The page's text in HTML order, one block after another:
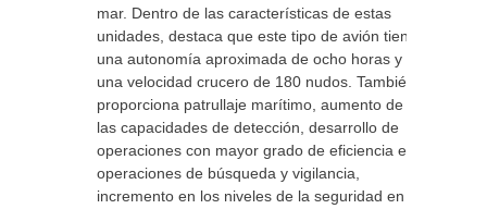
mar. Dentro de las características de estas
unidades, destaca que este tipo de avión tiene
una autonomía aproximada de ocho horas y
una velocidad crucero de 180 nudos. También
proporciona patrullaje marítimo, aumento de
las capacidades de detección, desarrollo de
operaciones con mayor grado de eficiencia en
operaciones de búsqueda y vigilancia,
incremento en los niveles de la seguridad en el